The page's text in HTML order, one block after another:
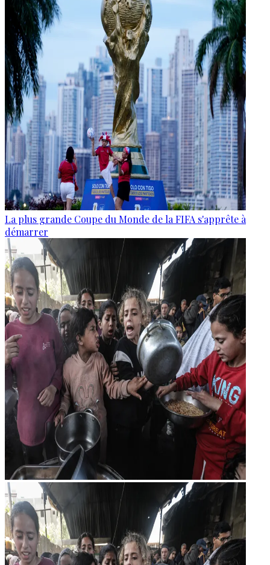
La plus grande Coupe du Monde de la FIFA s'apprête à
démarrer